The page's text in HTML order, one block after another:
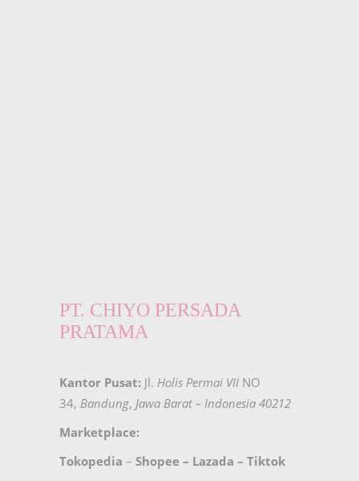
PT. CHIYO PERSADA
PRATAMA
Kantor Pusat: Jl. Holis Permai VII NO
34, Bandung, Jawa Barat – Indonesia 40212
Marketplace:
Tokopedia – Shopee – Lazada – Tiktok